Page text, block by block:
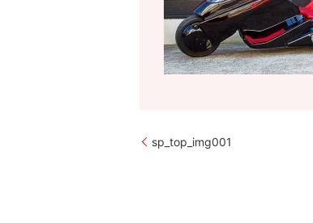
sp_top_img001